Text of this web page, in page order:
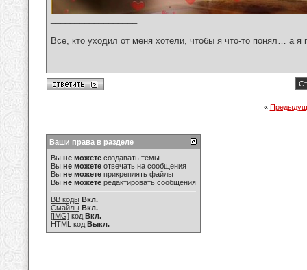
Все, кто уходил от меня хотели, чтобы я что-то понял… а
«
Ваши права в разделе
Вы не можете создавать темы
Вы не можете отвечать на сообщения
Вы не можете прикреплять файлы
Вы не можете редактировать сообщения
BB коды Вкл.
Смайлы Вкл.
[IMG] код Вкл.
HTML код Выкл.